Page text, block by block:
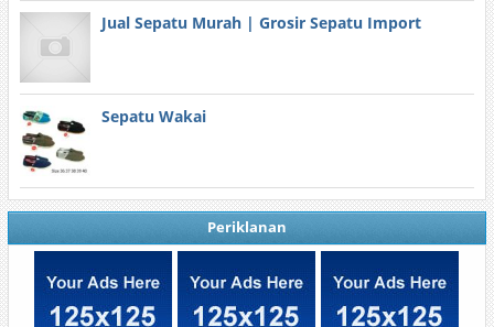
Jual Sepatu Murah | Grosir Sepatu Import
Sepatu Wakai
Periklanan